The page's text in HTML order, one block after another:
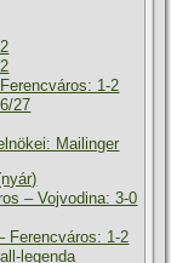
1-2
27
Mailinger
– Vojvodina: 3-0
Ferencváros: 1-2
legenda